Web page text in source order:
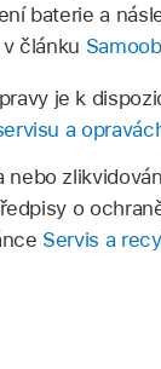
baterie a
článku
je k
a
o
Servis a